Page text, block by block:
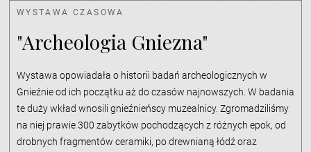
WYSTAWA CZASOWA
"Archeologia Gniezna"
Wystawa opowiadała o historii badań archeologicznych w
Gnieźnie od ich początku aż do czasów najnowszych. W badania
te duży wkład wnosili gnieźnieńscy muzealnicy. Zgromadziliśmy
na niej prawie 300 zabytków pochodzących z różnych epok, od
drobnych fragmentów ceramiki, po drewnianą łódź oraz